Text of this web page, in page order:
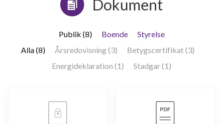
Dokument
Publik (8) Boende
Styrelse
Alla (8)
Årsredovisning (3)
Betygscertifikat (3)
Energideklaration (1)
Stadgar (1)